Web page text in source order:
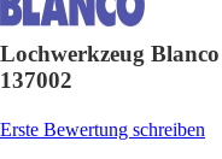
Lochwerkzeug
137002
Erste Bewertung schreiben